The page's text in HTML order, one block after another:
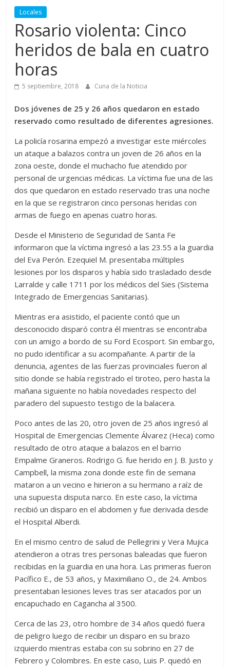
Locales
Rosario violenta: Cinco
heridos de bala en cuatro
horas
5 septiembre, 2018 Cuna de la Noticia
Dos jóvenes de 25 y 26 años quedaron en estado
reservado como resultado de diferentes agresiones.
La policía rosarina empezó a investigar este miércoles
un ataque a balazos contra un joven de 26 años en la
zona oeste, donde el muchacho fue atendido por
personal de urgencias médicas. La víctima fue una de las
dos que quedaron en estado reservado tras una noche
en la que se registraron cinco personas heridas con
armas de fuego en apenas cuatro horas.
Desde el Ministerio de Seguridad de Santa Fe
informaron que la víctima ingresó a las 23.55 a la guardia
del Eva Perón. Ezequiel M. presentaba múltiples
lesiones por los disparos y había sido trasladado desde
Larralde y calle 1711 por los médicos del Sies (Sistema
Integrado de Emergencias Sanitarias).
Mientras era asistido, el paciente contó que un
desconocido disparó contra él mientras se encontraba
con un amigo a bordo de su Ford Ecosport. Sin embargo,
no pudo identificar a su acompañante. A partir de la
denuncia, agentes de las fuerzas provinciales fueron al
sitio donde se había registrado el tiroteo, pero hasta la
mañana siguiente no había novedades respecto del
paradero del supuesto testigo de la balacera.
Poco antes de las 20, otro joven de 25 años ingresó al
Hospital de Emergencias Clemente Álvarez (Heca) como
resultado de otro ataque a balazos en el barrio
Empalme Graneros. Rodrigo G. fue herido en J. B. Justo y
Campbell, la misma zona donde este fin de semana
mataron a un vecino e hirieron a su hermano a raíz de
una supuesta disputa narco. En este caso, la víctima
recibió un disparo en el abdomen y fue derivada desde
el Hospital Alberdi.
En el mismo centro de salud de Pellegrini y Vera Mujica
atendieron a otras tres personas baleadas que fueron
recibidas en la guardia en una hora. Las primeras fueron
Pacífico E., de 53 años, y Maximiliano O., de 24. Ambos
presentaban lesiones leves tras ser atacados por un
encapuchado en Cagancha al 3500.
Cerca de las 23, otro hombre de 34 años quedó fuera
de peligro luego de recibir un disparo en su brazo
izquierdo mientras estaba con su sobrino en 27 de
Febrero y Colombres. En este caso, Luis P. quedó en